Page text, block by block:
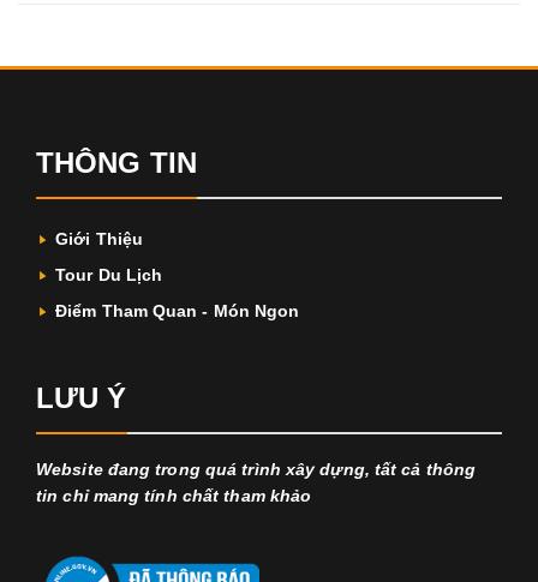
THÔNG TIN
Giới Thiệu
Tour Du Lịch
Điểm Tham Quan - Món Ngon
LƯU Ý
Website đang trong quá trình xây dựng, tất cả thông
tin chỉ mang tính chất tham khảo